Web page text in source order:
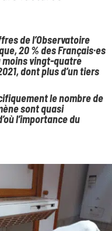
de l’Observatoire
20 % des Français·es
vingt-quatre
dont plus d’un tiers
le nombre de
sont quasi
l’importance du